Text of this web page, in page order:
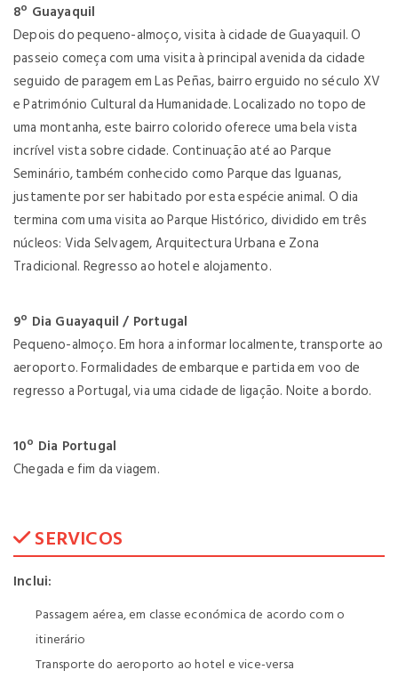
8º Guayaquil
Depois do pequeno-almoço, visita à cidade de Guayaquil. O
passeio começa com uma visita à principal avenida da cidade
seguido de paragem em Las Peñas, bairro erguido no século XV
e Património Cultural da Humanidade. Localizado no topo de
uma montanha, este bairro colorido oferece uma bela vista
incrível vista sobre cidade. Continuação até ao Parque
Seminário, também conhecido como Parque das Iguanas,
justamente por ser habitado por esta espécie animal. O dia
termina com uma visita ao Parque Histórico, dividido em três
núcleos: Vida Selvagem, Arquitectura Urbana e Zona
Tradicional. Regresso ao hotel e alojamento.
9º Dia Guayaquil / Portugal
Pequeno-almoço. Em hora a informar localmente, transporte ao
aeroporto. Formalidades de embarque e partida em voo de
regresso a Portugal, via uma cidade de ligação. Noite a bordo.
10º Dia Portugal
Chegada e fim da viagem.
SERVICOS
Inclui:
Passagem aérea, em classe económica de acordo com o
itinerário
Transporte do aeroporto ao hotel e vice-versa